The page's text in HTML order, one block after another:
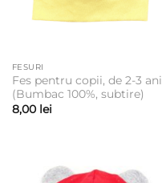
FESURI
Fes pentru copii, de 2-3 ani
(Bumbac 100%, subtire)
8,00 lei